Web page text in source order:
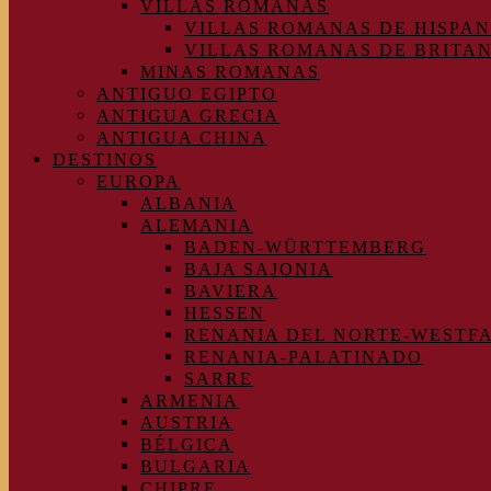
VILLAS ROMANAS
VILLAS ROMANAS DE
VILLAS ROMANAS DE
MINAS ROMANAS
ANTIGUO EGIPTO
ANTIGUA GRECIA
ANTIGUA CHINA
DESTINOS
EUROPA
ALBANIA
ALEMANIA
BADEN-WÜRTTEMBERG
BAJA SAJONIA
BAVIERA
HESSEN
RENANIA DEL NORTE-
RENANIA-PALATINADO
SARRE
ARMENIA
AUSTRIA
BÉLGICA
BULGARIA